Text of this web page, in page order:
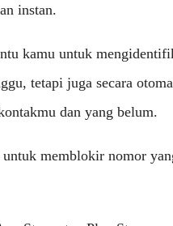
instan.
kamu untuk
tetapi juga secara
dan yang belum.
memblokir nomor